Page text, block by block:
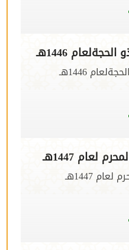
1446هـ
1446هـ
لعام 1447هـ
1447هـ